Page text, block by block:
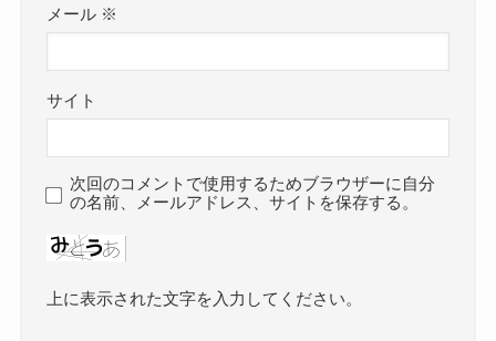
メール ※
サイト
次回のコメントで使用するためブラウザーに自分
の名前、メールアドレス、サイトを保存する。
上に表示された文字を入力してください。